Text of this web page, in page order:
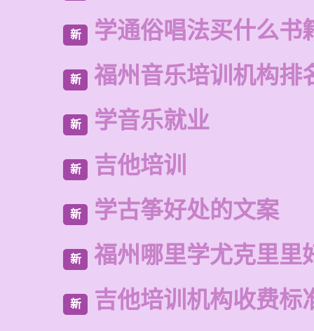
新 学通俗唱法买什么书
新 福州音乐培训机构排
新 学音乐就业
新 吉他培训
新 学古筝好处的文案
新 福州哪里学尤克里里
新 吉他培训机构收费标